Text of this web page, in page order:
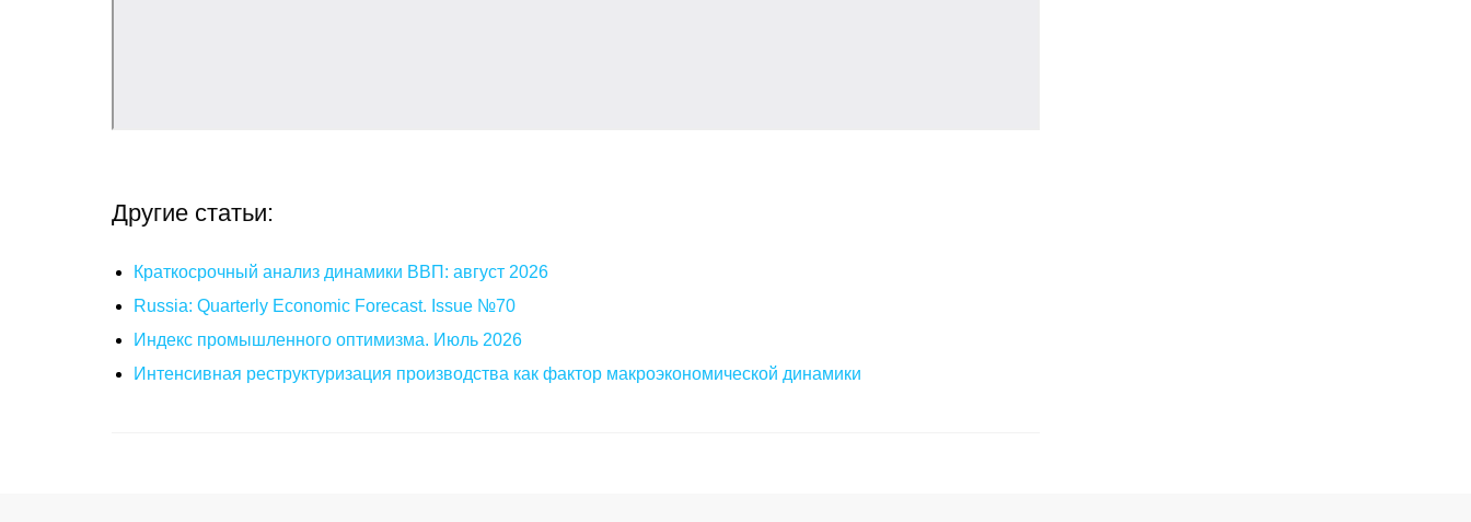
Другие статьи:
Краткосрочный анализ динамики ВВП: август 2026
Russia: Quarterly Economic Forecast. Issue №70
Индекс промышленного оптимизма. Июль 2026
Интенсивная реструктуризация производства как фактор макроэкономической динамики